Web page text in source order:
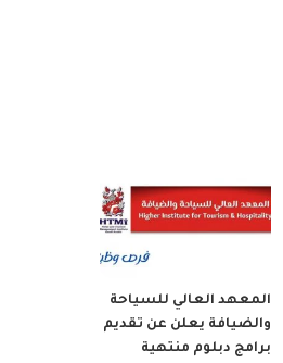
المعهد العالي للسياحة
والضيافة يعلن عن تقديم
برامج دبلوم منتهية